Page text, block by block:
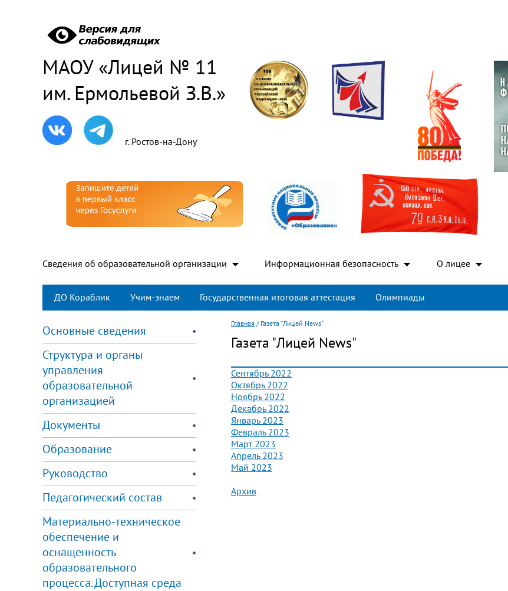
МАОУ «Лицей № 11
им. Ермольевой З.В.»
г. Ростов-на-Дону
Сведения об образовательной организации Информационная безопасность О лицее
ДО Кораблик Учим-знаем Государственная итоговая аттестация Олимпиады
Основные сведения
Структура и органы
управления
образовательной
организацией
Документы
Образование
Руководство
Педагогический состав
Материально-техническое
обеспечение и
оснащенность
образовательного
процесса. Доступная среда
Главная / Газета "Лицей News"
Газета "Лицей News"
Сентябрь 2022
Октябрь 2022
Ноябрь 2022
Декабрь 2022
Январь 2023
Февраль 2023
Март 2023
Апрель 2023
Май 2023
Архив